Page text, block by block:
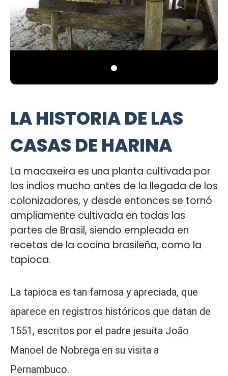
LA HISTORIA DE LAS
CASAS DE HARINA
La macaxeira es una planta cultivada por
los indios mucho antes de la llegada de los
colonizadores, y desde entonces se tornó
ampliamente cultivada en todas las
partes de Brasil, siendo empleada en
recetas de la cocina brasileña, como la
tapioca.
La tapioca es tan famosa y apreciada, que
aparece en registros históricos que datan de
1551, escritos por el padre jesuíta João
Manoel de Nobrega en su visita a
Pernambuco.